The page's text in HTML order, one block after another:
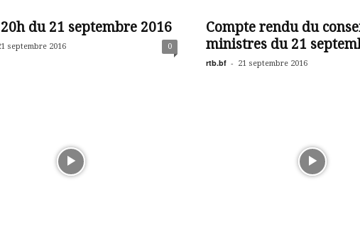
20h du 21 septembre 2016
septembre 2016 0
Compte rendu du
ministres du 21
rtb.bf - 21 septembre 2016